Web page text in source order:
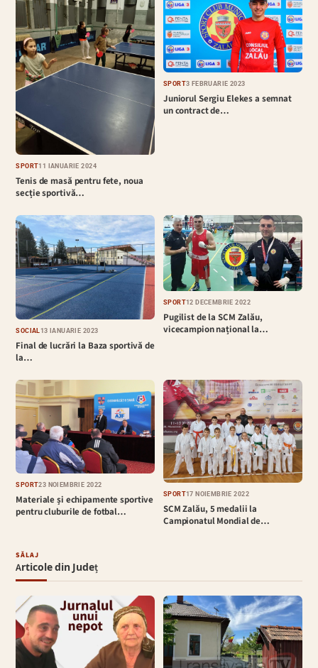
SPORT11 IANUARIE 2024
Tenis de masă pentru fete, noua
secție sportivă…
SPORT3 FEBRUARIE 2023
Juniorul Sergiu Elekes a semnat
un contract de…
SOCIAL 13 IANUARIE 2023
Final de lucrări la Baza sportivă de
la…
SPORT12 DECEMBRIE 2022
Pugilist de la SCM Zalău,
vicecampion național la…
SPORT23 NOIEMBRIE 2022
Materiale și echipamente sportive
pentru cluburile de fotbal…
SPORT17 NOIEMBRIE 2022
SCM Zalău, 5 medalii la
Campionatul Mondial de…
SĂLAJ
Articole din Județ